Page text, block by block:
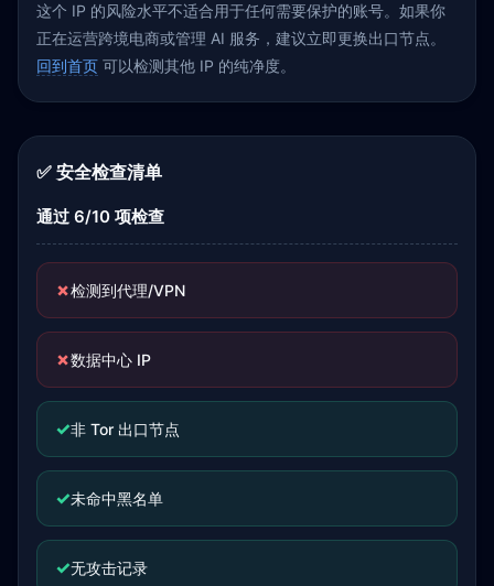
这个 IP 的风险水平不适合用于任何需要保护的账号。如果你
正在运营跨境电商或管理 AI 服务，建议立即更换出口节点。
回到首页 可以检测其他 IP 的纯净度。
✅ 安全检查清单
通过 6/10 项检查
✗检测到代理/VPN
✗数据中心 IP
✓非 Tor 出口节点
✓未命中黑名单
✓无攻击记录